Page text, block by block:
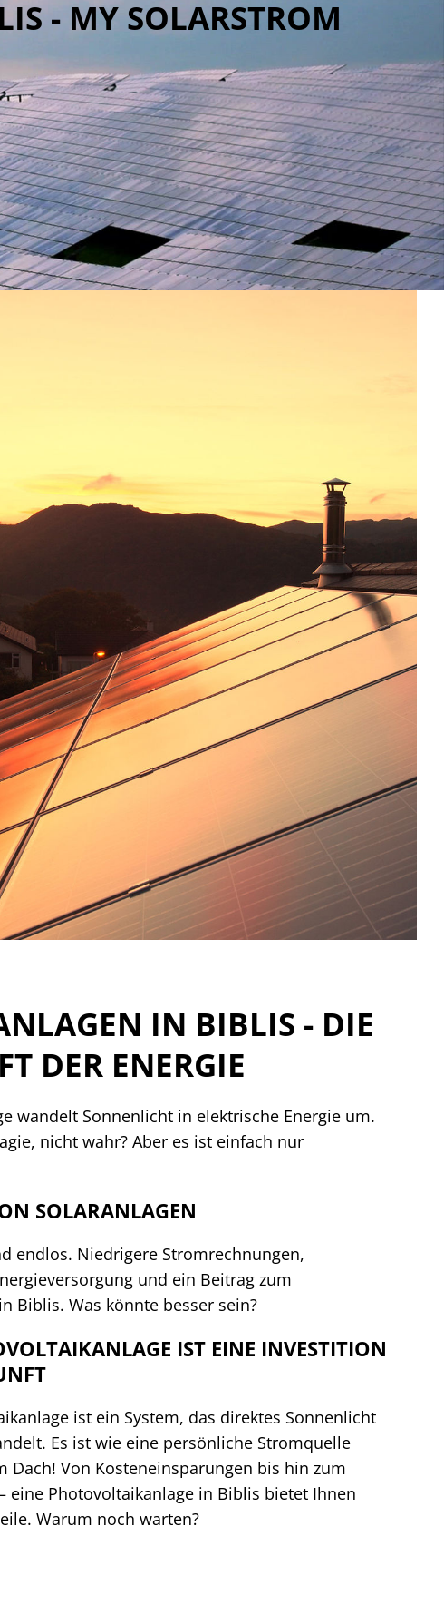
- MY SOLARSTROM
IN BIBLIS - DIE
DER ENERGIE
wandelt Sonnenlicht in elektrische Energie um.
nicht wahr? Aber es ist einfach nur
SOLARANLAGEN
endlos. Niedrigere Stromrechnungen,
und ein Beitrag zum
Biblis. Was könnte besser sein?
IST EINE INVESTITION
ist ein System, das direktes Sonnenlicht
Es ist wie eine persönliche Stromquelle
Dach! Von Kosteneinsparungen bis hin zum
eine Photovoltaikanlage in Biblis bietet Ihnen
Warum noch warten?